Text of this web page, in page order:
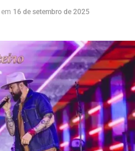
em 16 de setembro de 2025